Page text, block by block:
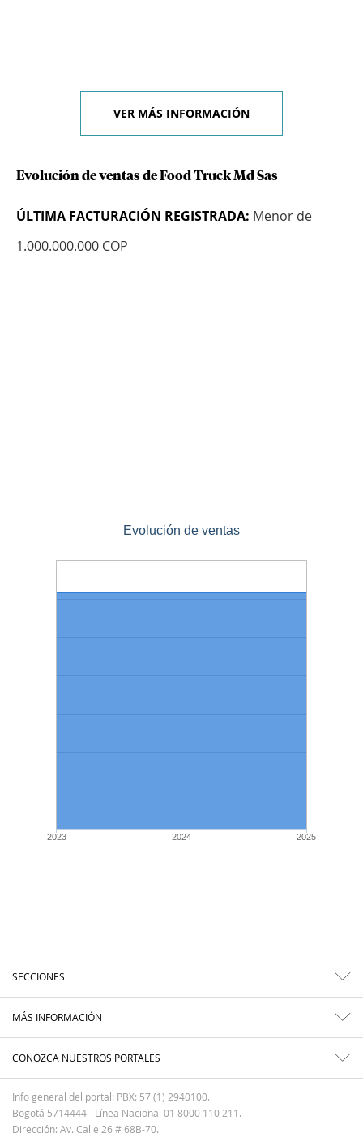
VER MÁS INFORMACIÓN
Evolución de ventas de Food Truck Md Sas
ÚLTIMA FACTURACIÓN REGISTRADA: Menor de
1.000.000.000 COP
Evolución de ventas
2023 2024 2025
SECCIONES
MÁS INFORMACIÓN
CONOZCA NUESTROS PORTALES
Info general del portal: PBX: 57 (1) 2940100.
Bogotá 5714444 - Línea Nacional 01 8000 110 211.
Dirección: Av. Calle 26 # 68B-70.